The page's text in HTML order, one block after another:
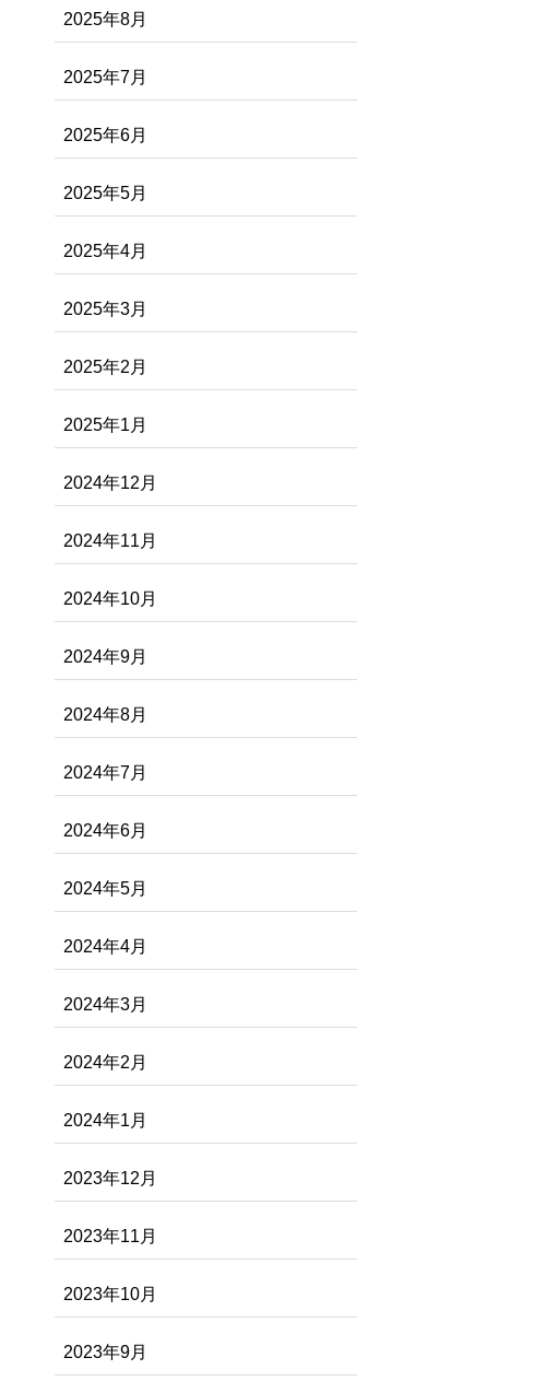
2025年8月
2025年7月
2025年6月
2025年5月
2025年4月
2025年3月
2025年2月
2025年1月
2024年12月
2024年11月
2024年10月
2024年9月
2024年8月
2024年7月
2024年6月
2024年5月
2024年4月
2024年3月
2024年2月
2024年1月
2023年12月
2023年11月
2023年10月
2023年9月